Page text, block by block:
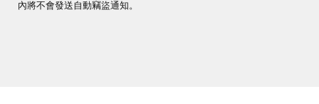
內將不會發送自動竊盜通知。